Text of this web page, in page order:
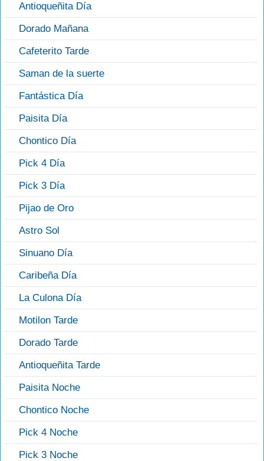
Antioqueñita Día
Dorado Mañana
Cafeterito Tarde
Saman de la suerte
Fantástica Día
Paisita Día
Chontico Día
Pick 4 Día
Pick 3 Día
Pijao de Oro
Astro Sol
Sinuano Día
Caribeña Día
La Culona Día
Motilon Tarde
Dorado Tarde
Antioqueñita Tarde
Paisita Noche
Chontico Noche
Pick 4 Noche
Pick 3 Noche